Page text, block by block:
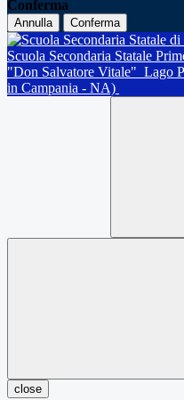
Conferma
Annulla Conferma
Scuola Secondaria Statale
"Don Salvatore Vitale" Lago
in Campania - NA)
close